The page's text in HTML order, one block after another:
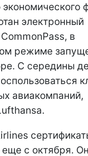
электронный
в
режиме
С середины
авиакомпаний,
еще с октября. Он